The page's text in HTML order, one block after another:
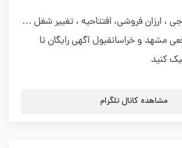
حراجی ، ارزان فروشی، افتتاحیه ، تغییر شغل …
مشهد و خراسانقبول آگهی رایگان تا
کنید
مشاهده کانال تلگرام